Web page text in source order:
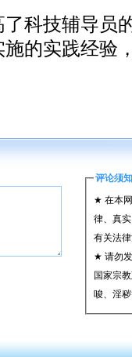
科技辅导员
的实践经验
评论须知
★ 在本
律、真
有关法
★ 请勿
国家宗
唆、淫
★ 承担
★ 在本